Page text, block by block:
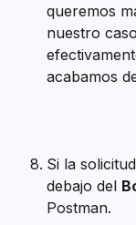
queremos
nuestro
acabamos
Si la
debajo del
Postman.